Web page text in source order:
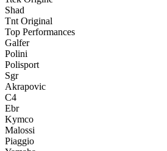
Shad
Tnt Original
Top Performances
Galfer
Polini
Polisport
Sgr
Akrapovic
C4
Ebr
Kymco
Malossi
Piaggio